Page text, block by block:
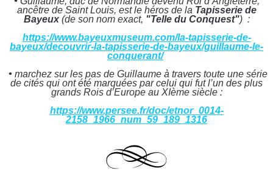
ancêtre de Saint Louis, est le héros de la Tapisserie de
Bayeux(de son nom exact, "Telle du Conquest") :
https://www.bayeuxmuseum.com/la-tapisserie-de-
bayeux/decouvrir-la-tapisserie-de-bayeux/guillaume-le-
conquerant/
•marchez sur les pas de Guillaume à travers toute une série
de cités qui ont été marquées par celui qui fut l’un des plus
grands Rois d’Europe au XIème siècle :
https://www.persee.fr/doc/etnor_0014-
2158_1966_num_59_189_1316